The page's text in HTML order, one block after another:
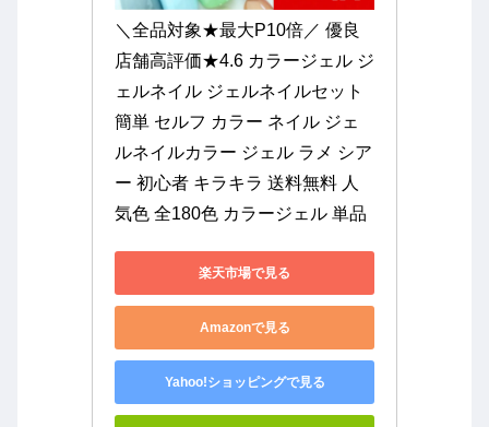
＼全品対象★最大P10倍／ 優良
店舗高評価★4.6 カラージェル ジ
ェルネイル ジェルネイルセット
簡単 セルフ カラー ネイル ジェ
ルネイルカラー ジェル ラメ シア
ー 初心者 キラキラ 送料無料 人
気色 全180色 カラージェル 単品
楽天市場で見る
Amazonで見る
Yahoo!ショッピングで見る